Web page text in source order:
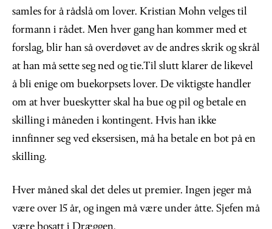
samles for å rådslå om lover. Kristian Mohn velges til
formann i rådet. Men hver gang han kommer med et
forslag, blir han så overdøvet av de andres skrik og skrål
at han må sette seg ned og tie.Til slutt klarer de likevel
å bli enige om buekorpsets lover. De viktigste handler
om at hver bueskytter skal ha bue og pil og betale en
skilling i måneden i kontingent. Hvis han ikke
innfinner seg ved eksersisen, må ha betale en bot på en
skilling.
Hver måned skal det deles ut premier. Ingen jeger må
være over 15 år, og ingen må være under åtte. Sjefen må